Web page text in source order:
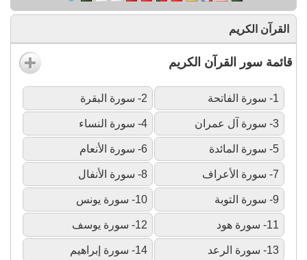
القرآن الكريم
قائمة سور القرآن الكريم
1- سورة الفاتحة 2- سورة البقرة
3- سورة آل عمران 4- سورة النساء
5- سورة المائدة 6- سورة الأنعام
7- سورة الأعراف 8- سورة الأنفال
9- سورة التوبة 10- سورة يونس
11- سورة هود 12- سورة يوسف
13- سورة الرعد 14- سورة إبراهيم